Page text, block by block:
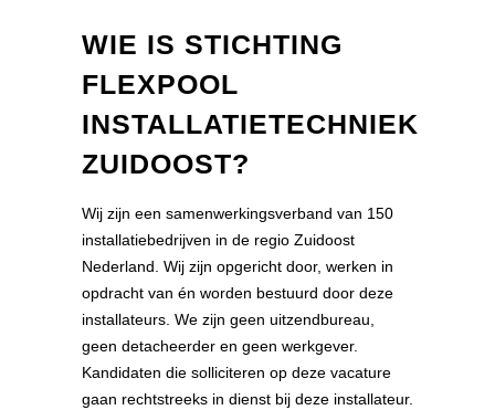
WIE IS STICHTING
FLEXPOOL
INSTALLATIETECHNIEK
ZUIDOOST?
Wij zijn een samenwerkingsverband van 150
installatiebedrijven in de regio Zuidoost
Nederland. Wij zijn opgericht door, werken in
opdracht van én worden bestuurd door deze
installateurs. We zijn geen uitzendbureau,
geen detacheerder en geen werkgever.
Kandidaten die solliciteren op deze vacature
gaan rechtstreeks in dienst bij deze installateur.